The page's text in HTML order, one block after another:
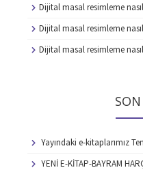
Dijital masal resimleme nasıl
Dijital masal resimleme nasıl
Dijital masal resimleme nasıl
Yayındaki e-kitaplarımız
YENİ E-KİTAP-BAYRAM